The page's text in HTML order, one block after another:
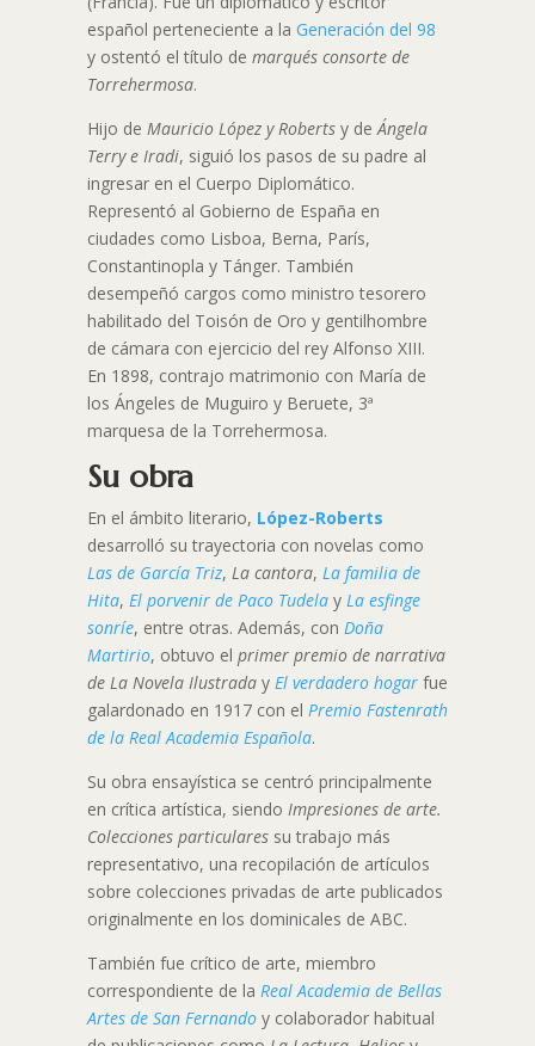
español perteneciente a la Generación del 98
y ostentó el título de marqués consorte de
Torrehermosa.
Hijo de Mauricio López y Robertsy deÁngela
Terry e Iradi, siguió los pasos de su padre al
ingresar en el Cuerpo Diplomático.
Representó al Gobierno de España en
ciudades como Lisboa, Berna, París,
Constantinopla y Tánger. También
desempeñó cargos como ministro tesorero
habilitado del Toisón de Oro y gentilhombre
de cámara con ejercicio del rey Alfonso XIII.
En 1898, contrajo matrimonio con María de
los Ángeles de Muguiro y Beruete, 3ª
marquesa de la Torrehermosa.
Su obra
En el ámbito literario, López-Roberts
desarrolló su trayectoria con novelas como
Las de García Triz, La cantora, La familia de
Hita, El porvenir de Paco Tudelay La esfinge
sonríe, entre otras. Además, con Doña
Martirio, obtuvo el primer premio de narrativa
de La Novela Ilustraday El verdadero hogarfue
galardonado en 1917 con el Premio Fastenrath
de la Real Academia Española.
Su obra ensayística se centró principalmente
en crítica artística, siendo Impresiones de arte.
Colecciones particularessu trabajo más
representativo, una recopilación de artículos
sobre colecciones privadas de arte publicados
originalmente en los dominicales de ABC.
También fue crítico de arte, miembro
correspondiente de la Real Academia de Bellas
Artes de San Fernandoy colaborador habitual